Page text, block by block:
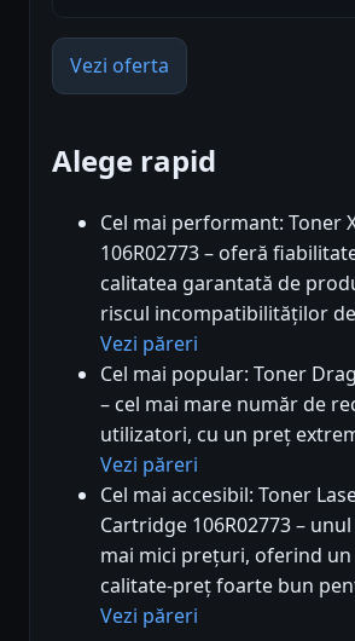
Vezi oferta
Alege rapid
Cel mai performant: Toner
106R02773 – oferă
calitatea garantată de
riscul incompatibilităților
Vezi păreri
Cel mai popular: Toner
– cel mai mare număr de
utilizatori, cu un preț
Vezi păreri
Cel mai accesibil: Toner
Cartridge 106R02773 –
mai mici prețuri, oferind
calitate-preț foarte bun
Vezi păreri